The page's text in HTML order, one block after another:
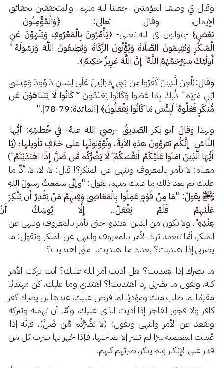
وقال في وصف المؤمنين -جعلنا الله منهم- والمتحققين بحقائق
الإيمان، وقال تعالى: ﴿وَالْمُؤْمِنُونَ
بَعْضٍ﴾ -يتوالون في الله تعالى- ﴿يَأْمُرُونَ بِالْمَعْرُوفِ وَيَنْهَوْنَ عَنِ
الْمُنكَرِ وَيُقِيمُونَ الصَّلَاةَ وَيُؤْتُونَ الزَّكَاةَ وَيُطِيعُونَ اللَّهَ وَرَسُولَهُ ۚ
أُولَٰئِكَ سَيَرْحَمُهُمُ اللَّهُ ۗ إِنَّ اللَّهَ عَزِيزٌ حَكِيمٌ﴾.
وقال:(لُعِنَ الَّذِينَ كَفَرُوا مِن بَنِي إِسْرَائِيلَ عَلَىٰ لِسَانِ دَاوُودَ وَعِيسَى
ابْنِ مَرْيَمَ ۚ ذَٰلِكَ بِمَا عَصَوا وَّكَانُوا يَعْتَدُونَ * كَانُوا لَا يَتَنَاهَوْنَ عَن
مُّنكَرٍ فَعَلُوهُ ۚ لَبِئْسَ مَا كَانُوا يَفْعَلُونَ﴾ [المائدة:79-78]."
ولهذا وقالَ أبو بكر الصّدِيقُ -رضيَ الله عنهُ- في خُطبتِهِ: أيُّها
النَّاسُ؛ إنَّكُم تقرؤونَ هذهِ الآيةَ، وتُؤوّلونَها على خلافِ تأويلها؛ (يَا
أَيُّهَا الَّذِينَ آمَنُوا عَلَيْكُمْ أَنفُسَكُمْ ۖ لَا يَضُرُّكُم مَّن ضَلَّ إِذَا اهْتَدَيْتُمْ ۚ)
معناه: لا تأمر بالمعروف وتنهى عن المنكر؟! قال: لا، لا، لا، أدِّ ما
عليك ثم بعد ذلك ما عليك منهم، يقول: "وإنّي سمعتُ رسولَ اللهِ
ﷺ يقولُ: "مَا مِنْ قَوْمٍ عَمِلُوا بِالْمَعَاصِي وَفِيهِمْ مَنْ يَقْدِرُ أَن يُنْكِرَ
عَلَيْهِمْ فَلَمْ يَفْعَلْ.. إِلَّا يُوشِكُ
عِنْدِهِ". ولا تكون من الذين اهتدوا حتى تأمر بالمعروف وتنهى عن
المنكر، أمَّا تتعمد ترك الأمر بالمعروف والنهي عن المنكر وتقول: ما
يضرني إذا اهتديت؟ بعدك ما اهتديت!  متى اهتديت؟
ما يضرك إذا اهتديت؟ هل أديت أمر الله عليك؟ أنت تركت الأمر
كله، وتقول ما يضرني إذا اهتديت!؟ اهتدي وما عليك، كن مهتديًا
مقيمًا لما طلب منك ومؤديًا لما فرض عليك، عندها لن يضرك كفر
كافر ولا فجور الفاجر إذا أديت الذي عليك، وأمَّا أن تهمله وتتركه
وتقعد عن الأمر والنهي وتقول: (لَا يَضُرُّكُم مَّن ضَلَّ)، فإنَّه إذا
عُملت المعصية سرًا لم تضر إلا صاحبها، فإذا جُهر بها ضرت كل من
قدر على الإنكار ولم ينكر، ضرتهم كلهم.